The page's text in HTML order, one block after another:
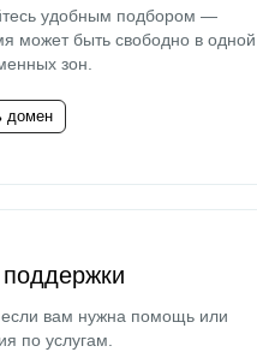
удобным подбором —
может быть свободно в одной
зон.
домен
вам нужна помощь или
по услугам.